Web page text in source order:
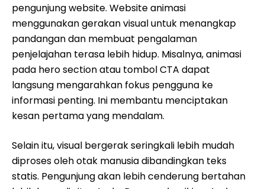
pengunjung website. Website animasi
menggunakan gerakan visual untuk menangkap
pandangan dan membuat pengalaman
penjelajahan terasa lebih hidup. Misalnya, animasi
pada hero section atau tombol CTA dapat
langsung mengarahkan fokus pengguna ke
informasi penting. Ini membantu menciptakan
kesan pertama yang mendalam.
Selain itu, visual bergerak seringkali lebih mudah
diproses oleh otak manusia dibandingkan teks
statis. Pengunjung akan lebih cenderung bertahan